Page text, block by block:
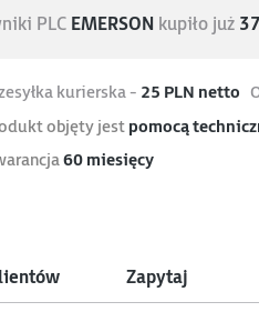
PLC EMERSON kupiło już
kurierska - 25 PLN netto
objęty jest pomocą
60 miesięcy
Zapytaj